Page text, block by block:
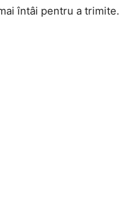
întâi pentru a trimite.